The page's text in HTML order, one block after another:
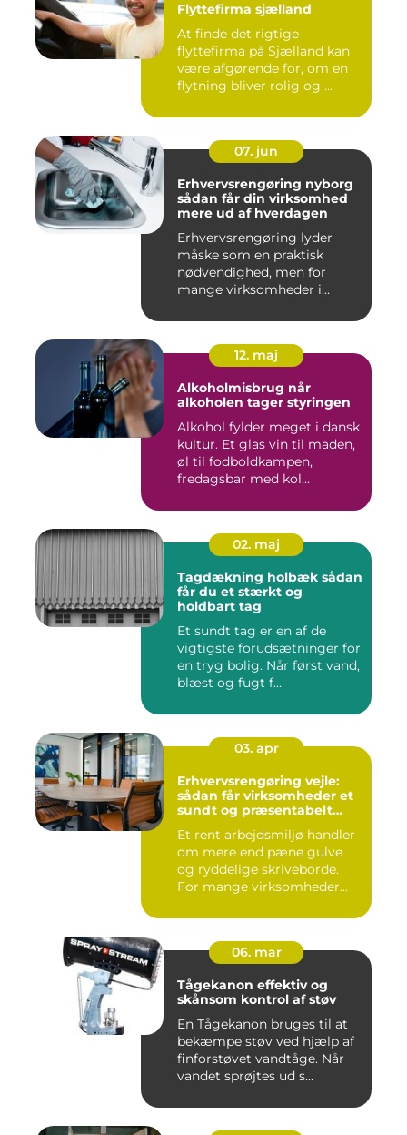
Flyttefirma sjælland
At finde det rigtige
flyttefirma på Sjælland kan
være afgørende for, om en
flytning bliver rolig og ...
07. jun
Erhvervsrengøring nyborg
sådan får din virksomhed
mere ud af hverdagen
Erhvervsrengøring lyder
måske som en praktisk
nødvendighed, men for
mange virksomheder i
12. maj
Alkoholmisbrug når
alkoholen tager styringen
Alkohol fylder meget i dansk
kultur. Et glas vin til maden,
øl til fodboldkampen,
fredagsbar med kol...
02. maj
Tagdækning holbæk sådan
får du et stærkt og
holdbart tag
Et sundt tag er en af de
vigtigste forudsætninger for
en tryg bolig. Når først vand,
blæst og fugt f...
03. apr
Erhvervsrengøring vejle:
sådan får virksomheder et
sundt og præsentabelt
Et rent arbejdsmiljø handler
om mere end pæne gulve
og ryddelige skriveborde.
For mange virksomheder...
06. mar
Tågekanon effektiv og
skånsom kontrol af støv
En Tågekanon bruges til at
bekæmpe støv ved hjælp af
finforstøvet vandtåge. Når
vandet sprøjtes ud s...